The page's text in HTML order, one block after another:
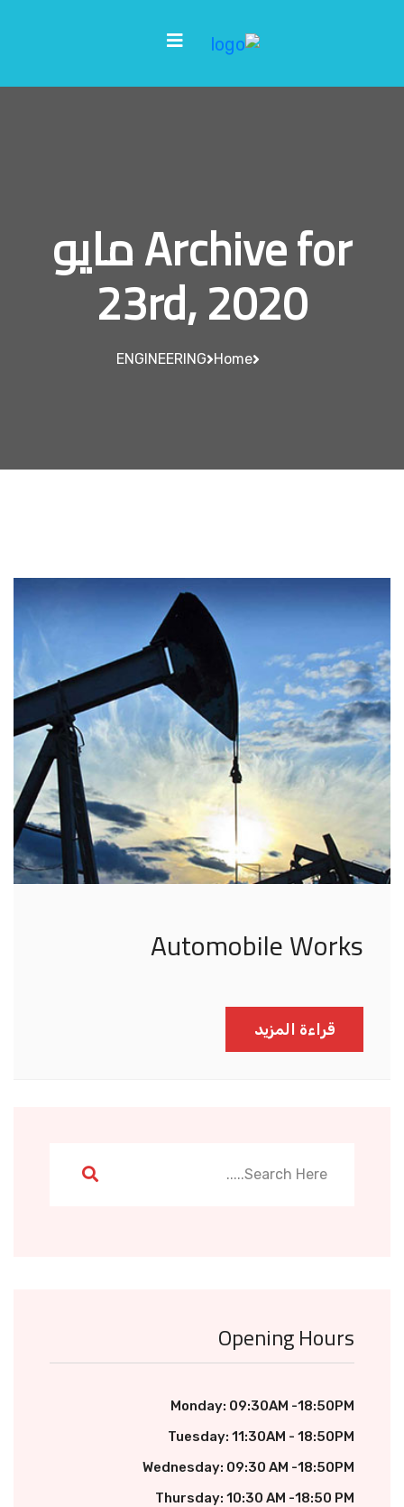
Archive for مايو
23rd, 2020
Home
ENGINEERING
Opening Hours
Monday: 09:30AM -18:50PM
Tuesday: 11:30AM - 18:50PM
Wednesday: 09:30 AM -18:50PM
Thursday: 10:30 AM -18:50 PM
Automobile Works
قراءة المزيد